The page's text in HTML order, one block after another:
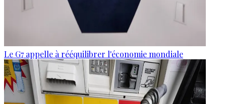
Le G7 appelle à rééquilibrer l'économie mondiale